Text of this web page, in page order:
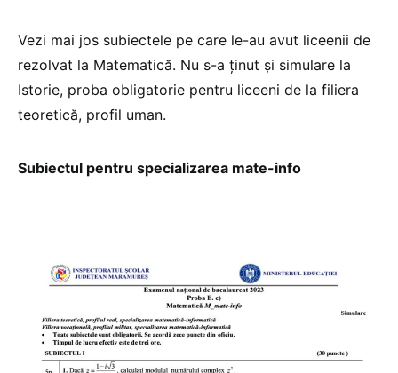
Vezi mai jos subiectele pe care le-au avut liceenii de
rezolvat la Matematică. Nu s-a ținut și simulare la
Istorie, proba obligatorie pentru liceeni de la filiera
teoretică, profil uman.
Subiectul pentru specializarea mate-info